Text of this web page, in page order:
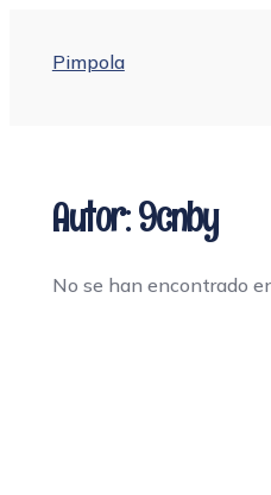
Pimpola
Autor:9cnby
No se han encontrado